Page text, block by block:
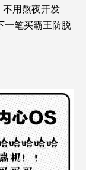
用熬夜开发
一笔买霸王防脱